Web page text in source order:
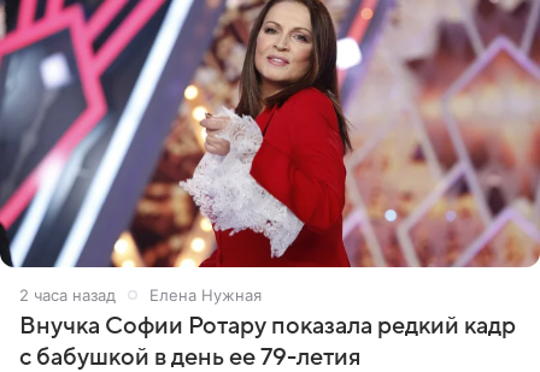
2 часа назад Елена Нужная
Внучка Софии Ротару показала редкий кадр
с бабушкой в день ее 79-летия